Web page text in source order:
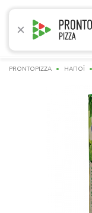
Акції Піца
PRONTOPIZZA НАПОЇ